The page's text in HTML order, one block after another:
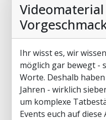
Ihr wisst es, wir
möglich gar bewegt -
Worte. Deshalb
Jahren - wirklich
um komplexe
Events euch auf